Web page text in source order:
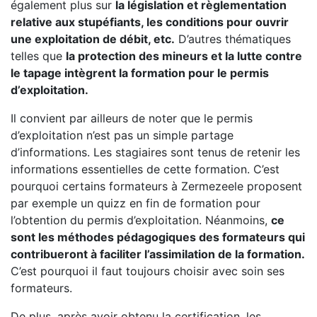
également plus sur la législation et règlementation
relative aux stupéfiants, les conditions pour ouvrir
une exploitation de débit, etc. D’autres thématiques
telles que la protection des mineurs et la lutte contre
le tapage intègrent la formation pour le permis
d’exploitation.
Il convient par ailleurs de noter que le permis
d’exploitation n’est pas un simple partage
d’informations. Les stagiaires sont tenus de retenir les
informations essentielles de cette formation. C’est
pourquoi certains formateurs à Zermezeele proposent
par exemple un quizz en fin de formation pour
l’obtention du permis d’exploitation. Néanmoins, ce
sont les méthodes pédagogiques des formateurs qui
contribueront à faciliter l’assimilation de la formation.
C’est pourquoi il faut toujours choisir avec soin ses
formateurs.